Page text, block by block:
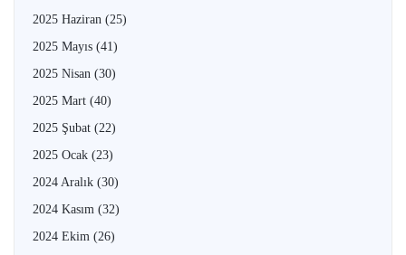
2025 Haziran (25)
2025 Mayıs (41)
2025 Nisan (30)
2025 Mart (40)
2025 Şubat (22)
2025 Ocak (23)
2024 Aralık (30)
2024 Kasım (32)
2024 Ekim (26)